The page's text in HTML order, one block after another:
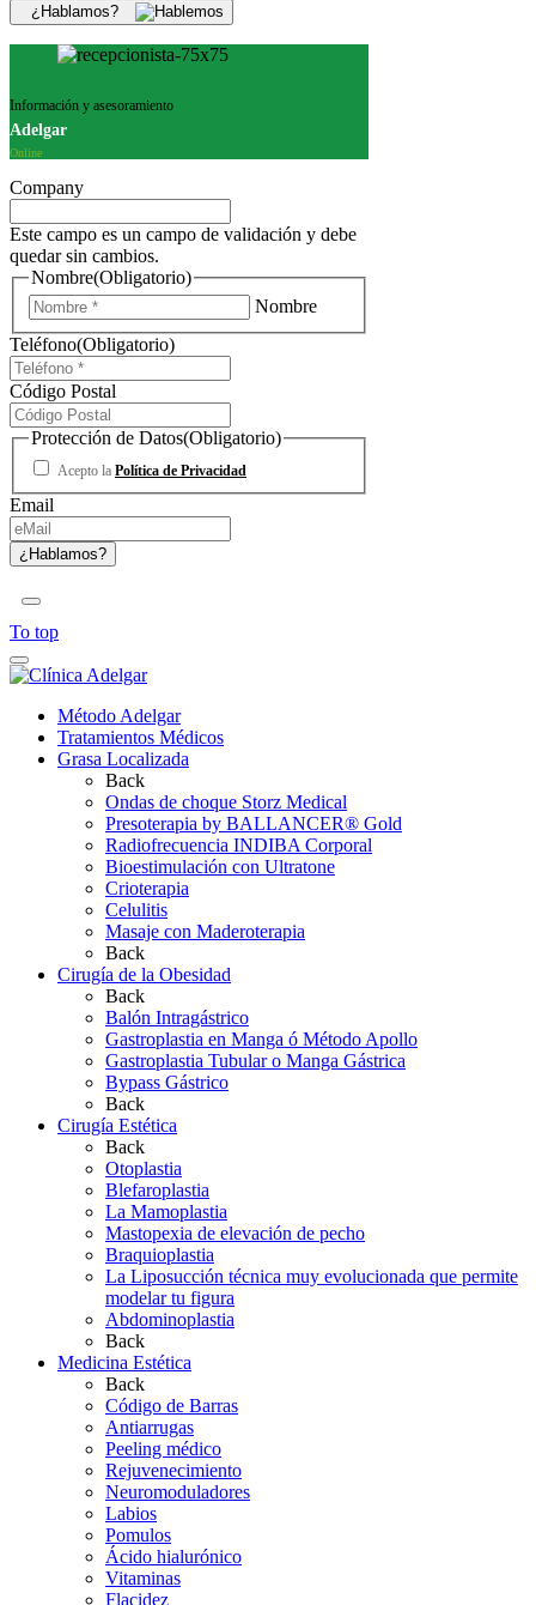
¿Hablamos?
Información y asesoramiento
Adelgar
Online
Company
Este campo es un campo de validación y debe
quedar sin cambios.
Nombre(Obligatorio)
Nombre
Teléfono(Obligatorio)
Código Postal
Protección de Datos(Obligatorio)
Acepto la Política de Privacidad
Email
To top
Método Adelgar
Tratamientos Médicos
Grasa Localizada
Back
Ondas de choque Storz Medical
Presoterapia by BALLANCER® Gold
Radiofrecuencia INDIBA Corporal
Bioestimulación con Ultratone
Crioterapia
Celulitis
Masaje con Maderoterapia
Back
Cirugía de la Obesidad
Back
Balón Intragástrico
Gastroplastia en Manga ó Método Apollo
Gastroplastia Tubular o Manga Gástrica
Bypass Gástrico
Back
Cirugía Estética
Back
Otoplastia
Blefaroplastia
La Mamoplastia
Mastopexia de elevación de pecho
Braquioplastia
La Liposucción técnica muy evolucionada que permite
modelar tu figura
Abdominoplastia
Back
Medicina Estética
Back
Código de Barras
Antiarrugas
Peeling médico
Rejuvenecimiento
Neuromoduladores
Labios
Pomulos
Ácido hialurónico
Vitaminas
Flacidez